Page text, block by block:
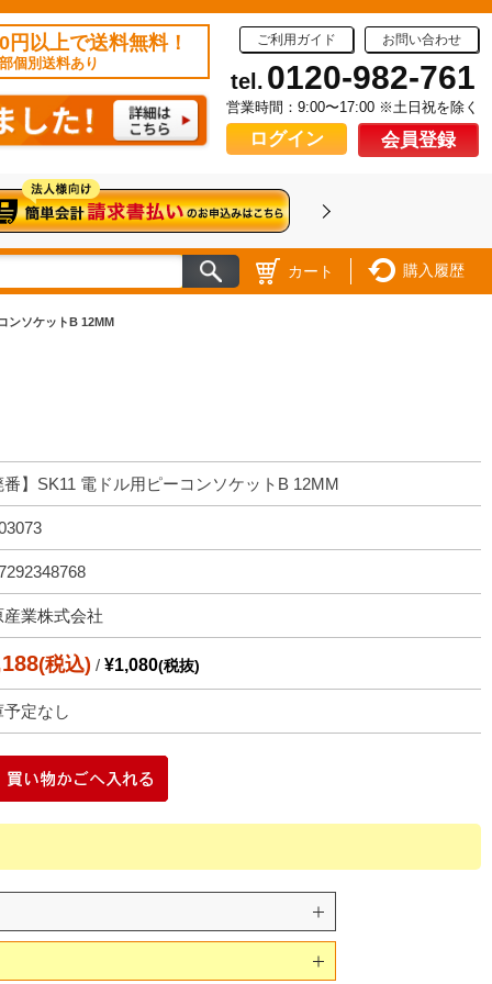
円以上で送料無料！
個別送料あり
ご利用ガイド お問い合わせ
tel. 0120-982-761
営業時間：9:00〜17:00 ※土日祝を除く
ログイン 会員登録
カート 購入履歴
ンソケットB 12MM
番】SK11 電ドル用ピーコンソケットB 12MM
産業株式会社
(税込) / ¥1,080(税抜)
予定なし